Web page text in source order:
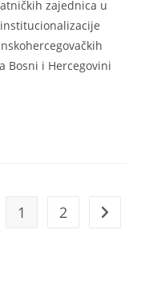
zajednica u
Bosni i Hercegovini
1 2 Go to